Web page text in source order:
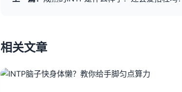
相关文章